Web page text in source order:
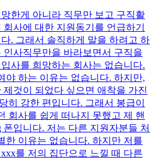
한게 아니라 직무만 보고 구직활
사에 대한 지원동기를 언급하기
. 그래서 솔직하게 말을 하려고 하
인사직무만을 바라보면서 구직을
사를 희망하는 회사는 없습니다.
야 하는 이유는 없습니다. 하지만,
제것이 되었다 싶으면 애착을 가진
히 강한 편입니다. 그래서 봉급이
회사를 쉽게 떠나지 못했고 제 핸
폰입니다. 저는 다른 지원자분들 처
한 이유는 없습니다. 하지만 저를
를 저의 집단으로 느낄 때 다른